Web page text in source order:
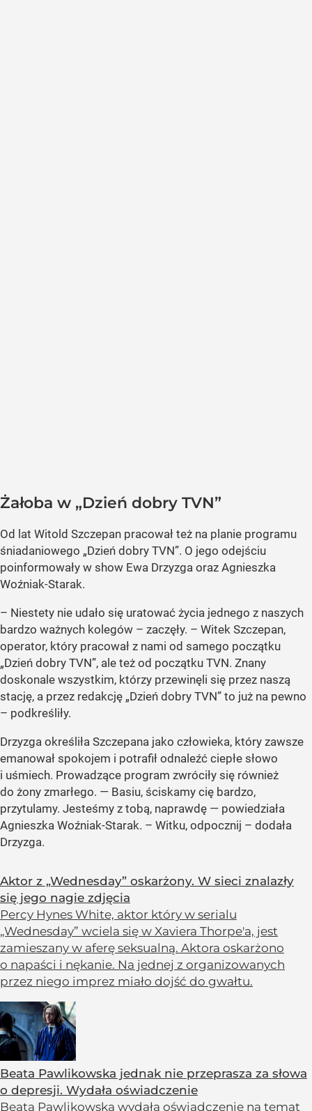
Żałoba w „Dzień dobry TVN”
Od lat Witold Szczepan pracował też na planie programu
śniadaniowego „Dzień dobry TVN”. O jego odejściu
poinformowały w show Ewa Drzyzga oraz Agnieszka
Woźniak-Starak.
– Niestety nie udało się uratować życia jednego z naszych
bardzo ważnych kolegów – zaczęły. – Witek Szczepan,
operator, który pracował z nami od samego początku
„Dzień dobry TVN”, ale też od początku TVN. Znany
doskonale wszystkim, którzy przewinęli się przez naszą
stację, a przez redakcję „Dzień dobry TVN” to już na pewno
– podkreśliły.
Drzyzga określiła Szczepana jako człowieka, który zawsze
emanował spokojem i potrafił odnaleźć ciepłe słowo
i uśmiech. Prowadzące program zwróciły się również
do żony zmarłego. — Basiu, ściskamy cię bardzo,
przytulamy. Jesteśmy z tobą, naprawdę — powiedziała
Agnieszka Woźniak-Starak. – Witku, odpocznij – dodała
Drzyzga.
Aktor z „Wednesday” oskarżony. W sieci znalazły
się jego nagie zdjęcia
Percy Hynes White, aktor który w serialu
„Wednesday” wciela się w Xaviera Thorpe'a, jest
zamieszany w aferę seksualną. Aktora oskarżono
o napaści i nękanie. Na jednej z organizowanych
przez niego imprez miało dojść do gwałtu.
Beata Pawlikowska jednak nie przeprasza za słowa
o depresji. Wydała oświadczenie
Beata Pawlikowska wydała oświadczenie na temat